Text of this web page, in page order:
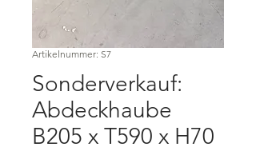
Artikelnummer: S7
Sonderverkauf:
Abdeckhaube
B205 x T590 x H70